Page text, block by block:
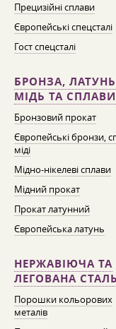
Прецизійні сплави
Європейські спецсталі
Гост спецсталі
БРОНЗА,
МІДЬ ТА СПЛАВИ
Бронзовий прокат
Європейські бронзи,
міді
Мідно-нікелеві сплави
Мідний прокат
Прокат латунний
Європейська латунь
НЕРЖАВІЮЧА ТА
ЛЕГОВАНА СТАЛЬ
Порошки кольорових
металів